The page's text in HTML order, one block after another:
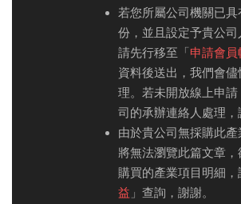
若您所屬公司機關已
份，並且設定予貴公司
請先行移至「申請會員
資料後送出，我們會
理。若未開放線上申
司的承辦連絡人處理，
由於貴公司無採購此
將無法瀏覽此篇文章
購買的產業項目明細，
益 」查詢，謝謝。